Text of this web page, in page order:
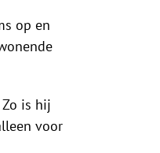
op en
is hij
voor